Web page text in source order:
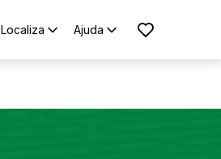
Localiza Ajuda